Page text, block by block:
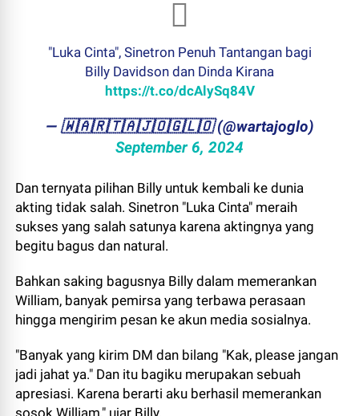
"Luka Cinta", Sinetron Penuh Tantangan bagi
Billy Davidson dan Dinda Kirana
https://t.co/dcAlySq84V
— ​🇼​​🇦​​🇷​​🇹​​🇦​​🇯​​🇴​​🇬​​🇱​​🇴 (@wartajoglo)
September 6, 2024
Dan ternyata pilihan Billy untuk kembali ke dunia
akting tidak salah. Sinetron "Luka Cinta" meraih
sukses yang salah satunya karena aktingnya yang
begitu bagus dan natural.
Bahkan saking bagusnya Billy dalam memerankan
William, banyak pemirsa yang terbawa perasaan
hingga mengirim pesan ke akun media sosialnya.
"Banyak yang kirim DM dan bilang "Kak, please jangan
jadi jahat ya." Dan itu bagiku merupakan sebuah
apresiasi. Karena berarti aku berhasil memerankan
sosok William," ujar Billy.